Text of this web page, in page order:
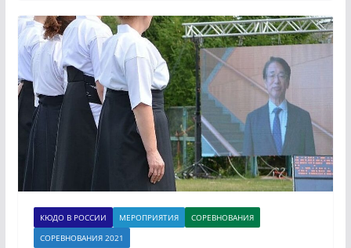
КЮДО В РОССИИ МЕРОПРИЯТИЯ
СОРЕВНОВАНИЯ
СОРЕВНОВАНИЯ 2021